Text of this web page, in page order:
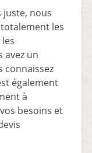
juste, nous
les
avez un
connaissez
également
à
besoins et